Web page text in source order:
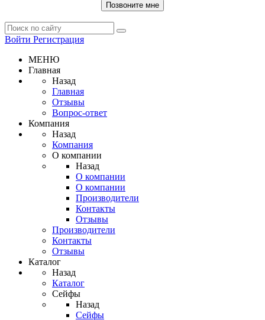
Позвоните мне
Войти Регистрация
МЕНЮ
Главная
Назад
Главная
Отзывы
Вопрос-ответ
Компания
Назад
Компания
О компании
Назад
О компании
О компании
Производители
Контакты
Отзывы
Производители
Контакты
Отзывы
Каталог
Назад
Каталог
Сейфы
Назад
Сейфы